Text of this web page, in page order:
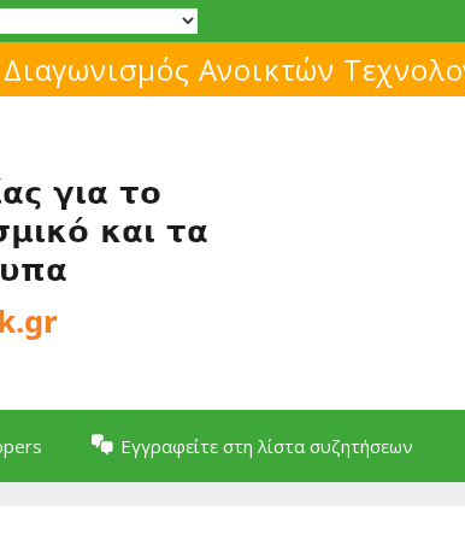
Ανοικτών
Εγγραφείτε στη λίστα συζητήσεων